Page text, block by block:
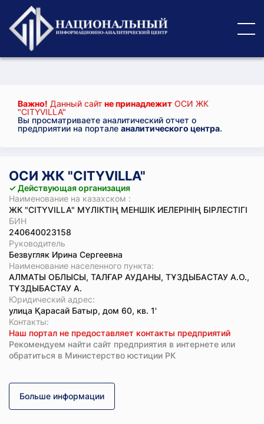
Важно! Данный сайт не принадлежит ОСИ ЖК
"CITYVILLA"
Вы просматриваете аналитический отчет о
предприятии на портале аналитического центра.
ОСИ ЖК "CITYVILLA"
✓ Действующая организация
Наименование на казахском :
ЖК "CITYVILLA" МҮЛІКТІҢ МЕНШІК ИЕЛЕРІНІҢ БІРЛЕСТІГІ
БИН
240640023158
Руководитель
Безвугляк Ирина Сергеевна
Наименование населенного пункта:
АЛМАТЫ ОБЛЫСЫ, ТАЛҒАР АУДАНЫ, ТҰЗДЫБАСТАУ А.О.,
ТҰЗДЫБАСТАУ А.
Юридический адрес:
улица Қарасай Батыр, дом 60, кв. 1'
Koнтaкты:
Наш портал не предоставляет контакты предприятий
Рекомендуем найти сайт предприятия в интернете или
обратиться в Министерство юстиции РК
Больше информации